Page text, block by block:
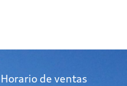
Horario de ventas